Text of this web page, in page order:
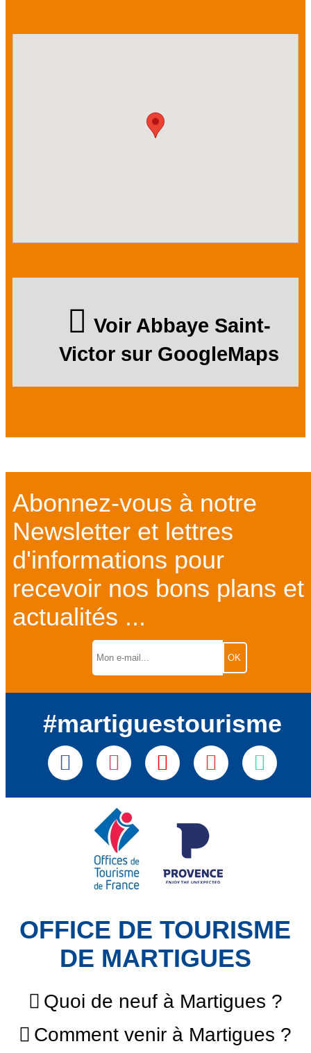
Voir Abbaye Saint-
Victor sur GoogleMaps
Abonnez-vous à notre
Newsletter et lettres
d'informations pour
recevoir nos bons plans et
actualités ...
#martiguestourisme
OFFICE DE TOURISME
DE MARTIGUES
Quoi de neuf à Martigues ?
Comment venir à Martigues ?